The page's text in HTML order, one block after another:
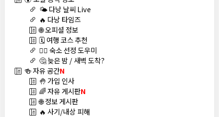
🌤️ 다낭 날씨 Live
🔥 다낭 타임즈
🌐 오피셜 정보
🗓️ 여행 코스 추천
🏊‍♀️ 숙소 선정 도우미
🤔 늦은 밤 / 새벽 도착?
🍻 자유 공간N
🤚 가입 인사
🌈 자유 게시판N
🌐 정보 게시판
🔥 사기/내상 피해